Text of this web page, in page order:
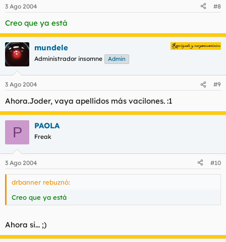
3 Ago 2004 #8
Creo que ya está
mundele
Administrador insomne Admin
3 Ago 2004 #9
Ahora.Joder, vaya apellidos más vacilones. :1
P PAOLA
Freak
3 Ago 2004 #10
drbanner rebuznó:
Creo que ya está
Ahora si... ;)